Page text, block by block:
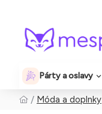
Párty a oslavy
Móda a doplnky